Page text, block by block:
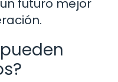
futuro mejor